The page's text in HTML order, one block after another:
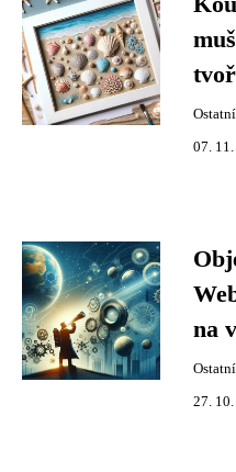
Ostatní
07.
na
Ostatní
27.